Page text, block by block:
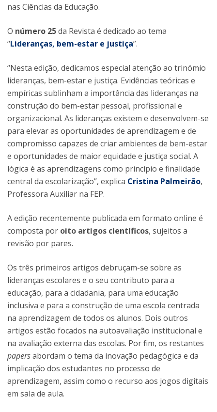
nas Ciências da Educação.
O número 25da Revista é dedicado ao tema
“Lideranças, bem-estar e justiça”.
“Nesta edição, dedicamos especial atenção ao trinómio
lideranças, bem-estar e justiça. Evidências teóricas e
empíricas sublinham a importância das lideranças na
construção do bem-estar pessoal, profissional e
organizacional. As lideranças existem e desenvolvem-se
para elevar as oportunidades de aprendizagem e de
compromisso capazes de criar ambientes de bem-estar
e oportunidades de maior equidade e justiça social. A
lógica é as aprendizagens como princípio e finalidade
central da escolarização”, explica Cristina Palmeirão,
Professora Auxiliar na FEP.
A edição recentemente publicada em formato online é
composta por oito artigos científicos, sujeitos a
revisão por pares.
Os três primeiros artigos debruçam-se sobre as
lideranças escolares e o seu contributo para a
educação, para a cidadania, para uma educação
inclusiva e para a construção de uma escola centrada
na aprendizagem de todos os alunos. Dois outros
artigos estão focados na autoavaliação institucional e
na avaliação externa das escolas. Por fim, os restantes
papersabordam o tema da inovação pedagógica e da
implicação dos estudantes no processo de
aprendizagem, assim como o recurso aos jogos digitais
em sala de aula.